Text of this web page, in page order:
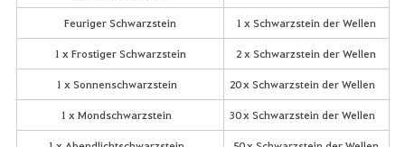
Feuriger Schwarzstein 1 x Schwarzstein der Wellen
1 x Frostiger Schwarzstein 2 x Schwarzstein der Wellen
1 x Sonnenschwarzstein 20 x Schwarzstein der Wellen
1 x Mondschwarzstein 30 x Schwarzstein der Wellen